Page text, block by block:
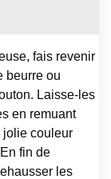
fais revenir
beurre ou
Laisse-les
en remuant
jolie couleur
fin de
les